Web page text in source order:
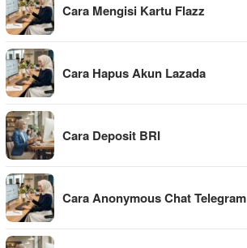
Cara Mengisi Kartu Flazz
Cara Hapus Akun Lazada
Cara Deposit BRI
Cara Anonymous Chat Telegram